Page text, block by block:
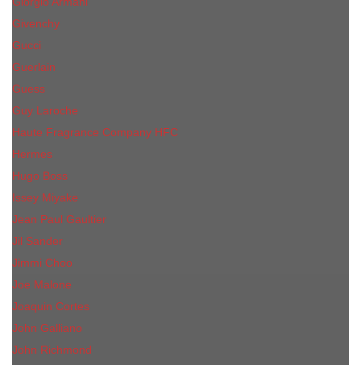
Givenchy
Gucci
Guerlain
Guess
Guy Laroche
Haute Fragrance Company HFC
Hermes
Hugo Boss
Issey Miyake
Jean Paul Gaultier
Jil Sander
Jimmi Choo
Jое Malоnе
Joaquin Cortes
John Galliano
John Richmond